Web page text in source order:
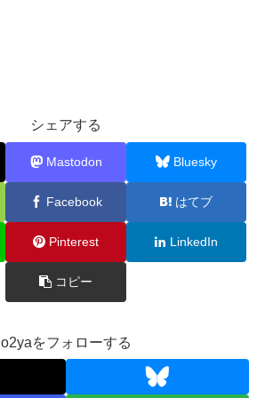
シェアする
Mastodon Bluesky
Facebook はてブ
Pinterest LinkedIn
コピー
o2yaをフォローする